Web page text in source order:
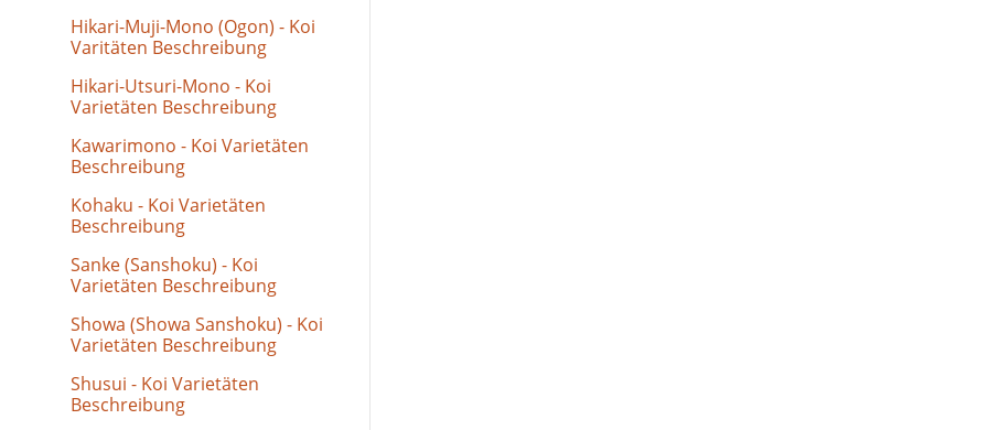
Hikari-Muji-Mono (Ogon) - Koi
Varitäten Beschreibung
Hikari-Utsuri-Mono - Koi
Varietäten Beschreibung
Kawarimono - Koi Varietäten
Beschreibung
Kohaku - Koi Varietäten
Beschreibung
Sanke (Sanshoku) - Koi
Varietäten Beschreibung
Showa (Showa Sanshoku) - Koi
Varietäten Beschreibung
Shusui - Koi Varietäten
Beschreibung